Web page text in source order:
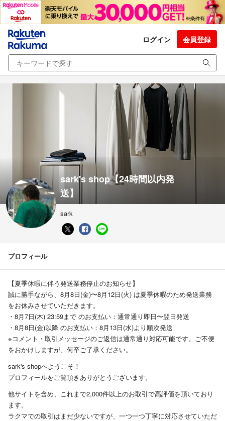
ログイン 会員登録
sark's shop【24時間以内発
送】
sark
プロフィール
【夏季休暇に伴う発送業務停止のお知らせ】
誠に勝手ながら、8月8日(金)〜8月12日(火) は夏季休暇のため発送業務
をお休みさせていただきます。
・8月7日(木) 23:59まで のお支払い：通常通り即日〜翌日発送
・8月8日(金)以降 のお支払い：8月13日(水)より順次発送
※コメント・取引メッセージのご返信は通常通り対応可能です。ご不便
をおかけしますが、何卒ご了承ください。
sark's shopへようこそ！
プロフィールをご覧頂きありがとうございます。
他サイトを含め、これまで2,000件以上のお取引で高評価を頂いており
ます。
ラクマでの取引はまだ少ないですが、一つ一つ丁寧に対応させていただ